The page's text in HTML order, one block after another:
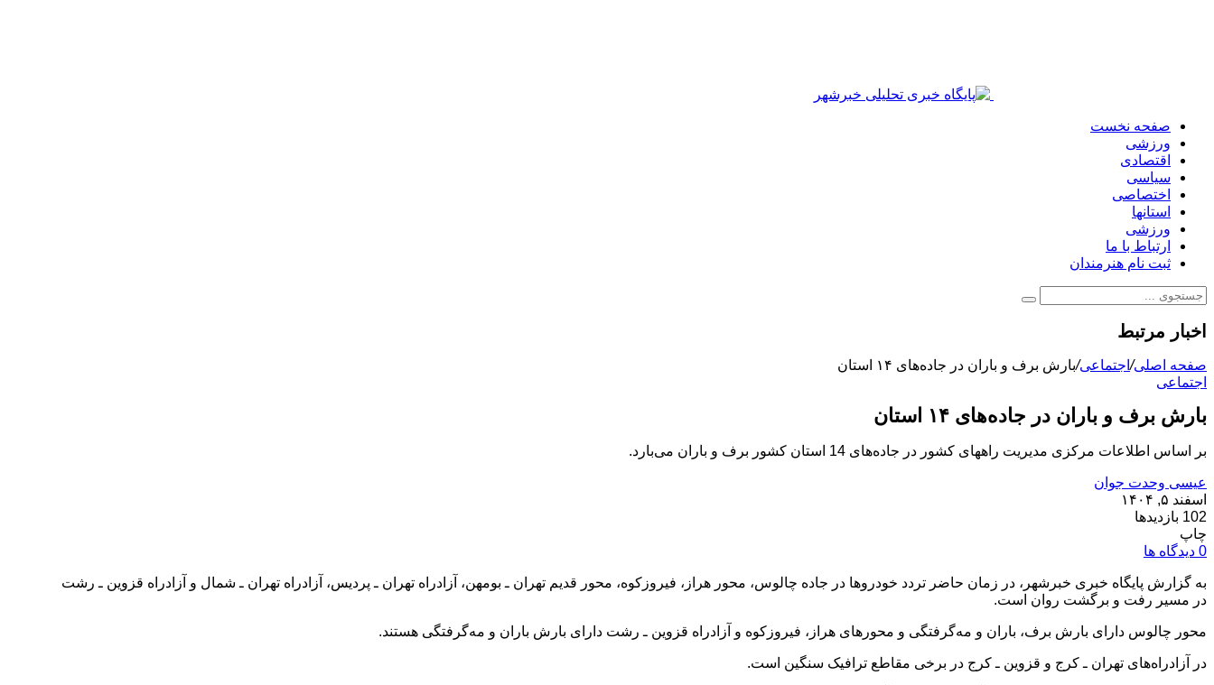
صفحه نخست
ورزشی
اقتصادی
سیاسی
اختصاصی
استانها
ورزشی
ارتباط با ما
ثبت نام هنرمندان
اخبار مرتبط
صفحه اصلی/اجتماعی/بارش برف و باران در جاده‌های ۱۴ استان
اجتماعی
بارش برف و باران در جاده‌های ۱۴ استان
بر اساس اطلاعات مرکزی مدیریت راههای کشور در جاده‌های 14 استان کشور برف و باران می‌بارد.
عیسی وحدت جوان
اسفند ۵, ۱۴۰۴
102 بازدیدها
چاپ
0 دیدگاه ها
به گزارش پایگاه خبری خبرشهر، در زمان حاضر تردد خودروها در جاده چالوس، محور هراز، فیروزکوه،‌ محور قدیم تهران ـ بومهن، آزادراه تهران ـ پردیس، آزادراه تهران ـ شمال و آزادراه قزوین ـ رشت
در مسیر رفت و برگشت روان است.
محور چالوس دارای بارش برف، باران و مه‌گرفتگی و محورهای هراز، فیروزکوه و آزادراه قزوین ـ رشت دارای بارش باران و مه‌گرفتگی هستند.
در آزادراه‌های تهران ـ کرج و قزوین ـ کرج در برخی مقاطع ترافیک سنگین است.